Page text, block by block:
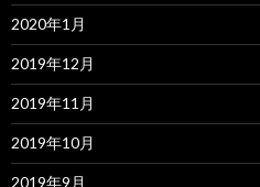
2020年1月
2019年12月
2019年11月
2019年10月
2019年9月